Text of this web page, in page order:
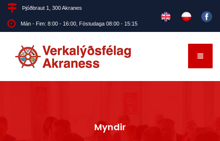
Þjóðbraut 1, 300 Akranes
Mán - Fim: 8:00 - 16:00, Föstudaga 08:00 - 15:15
Myndir